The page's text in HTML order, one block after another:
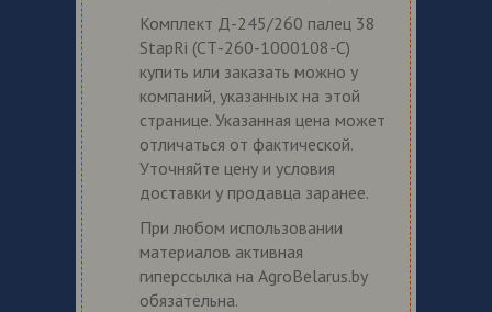
Комплект Д-245/260 палец 38
StapRi (СТ-260-1000108-С)
купить или заказать можно у
компаний, указанных на этой
странице. Указанная цена может
отличаться от фактической.
Уточняйте цену и условия
доставки у продавца заранее.
При любом использовании
материалов активная
гиперссылка на AgroBelarus.by
обязательна.